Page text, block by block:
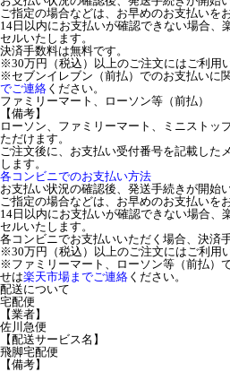
ご指定の場合などは、お早めのお支払いを
14日以内にお支払いが確認できない場合、
セルいたします。
決済手数料は無料です。
※30万円（税込）以上のご注文にはご利用
※セブンイレブン（前払）でのお支払いに
でご連絡 ください。
ファミリーマート、ローソン等（前払）
【備考】
ローソン、ファミリーマート、ミニストッ
ただけます。
ご注文後に、お支払い受付番号を記載した
します。
各コンビニでのお支払い方法
お支払い状況の確認後、発送手続きが開始
ご指定の場合などは、お早めのお支払いを
14日以内にお支払いが確認できない場合、
セルいたします。
各コンビニでお支払いいただく場合、決済
※30万円（税込）以上のご注文にはご利用
※ファミリーマート、ローソン等（前払）
せは楽天市場までご連絡 ください。
配送について
宅配便
【業者】
佐川急便
【配送サービス名】
飛脚宅配便
【備考】